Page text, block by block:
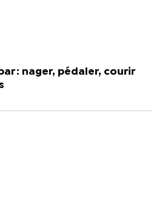
: nager, pédaler, courir